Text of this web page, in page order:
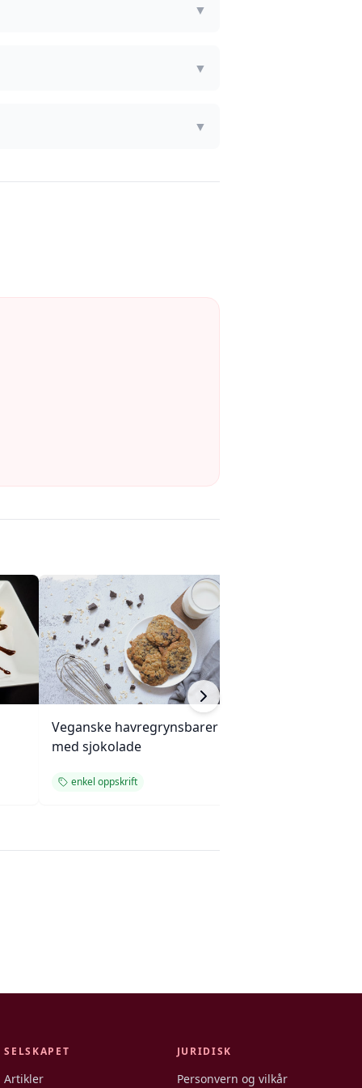
▼
▼
▼
Veganske havregrynsbarer
med sjokolade
enkel oppskrift
SELSKAPET
Artikler
JURIDISK
Personvern og vilkår